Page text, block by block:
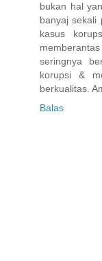
bukan hal
banyaj sekali
kasus
seringnya
korupsi &
berkualitas.
Balas